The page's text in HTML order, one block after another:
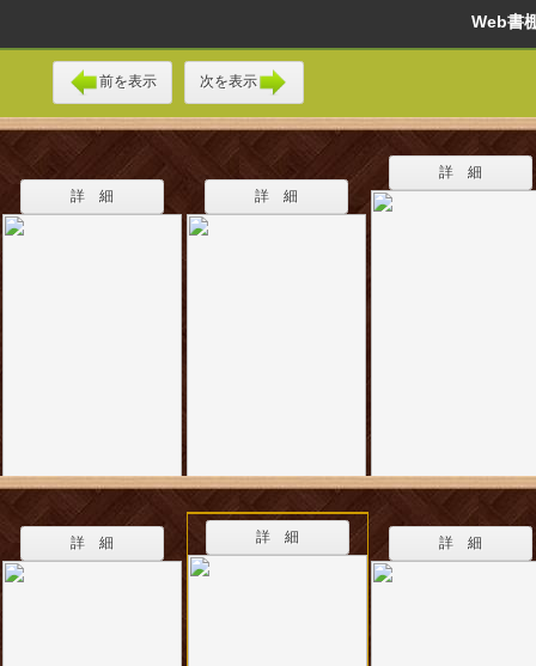
Web
前を表示 次を表示
詳 細 詳 細
詳 細
詳 細 詳 細 詳 細